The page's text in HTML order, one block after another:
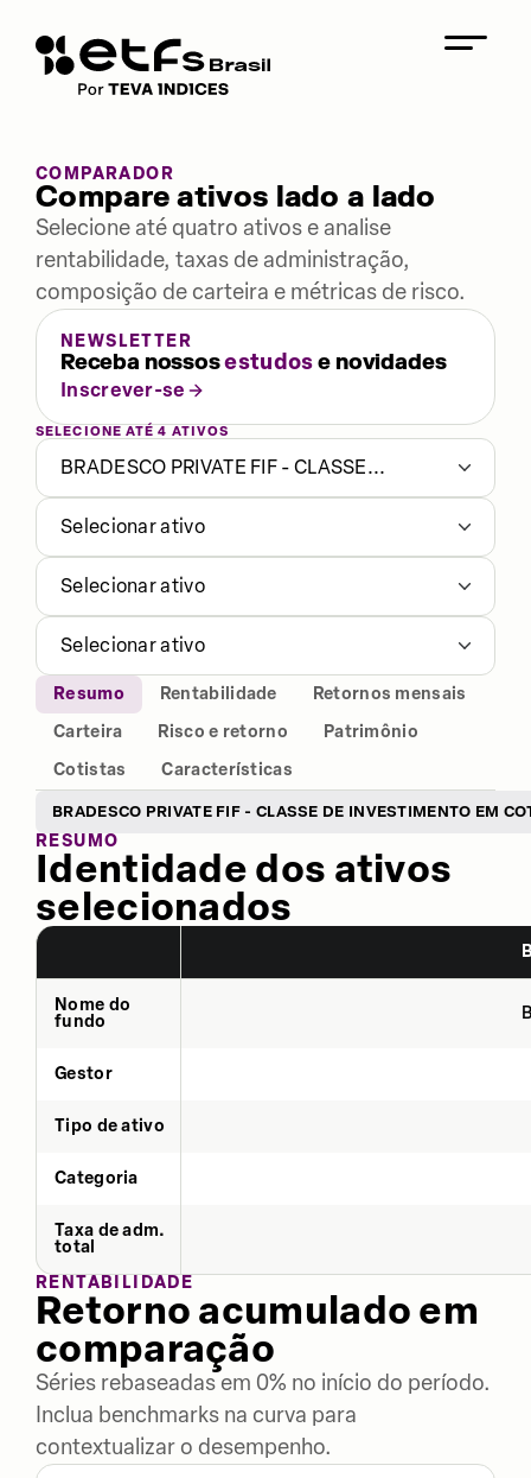
COMPARADOR
Compare ativos lado a lado
Selecione até quatro ativos e analise
rentabilidade, taxas de administração,
composição de carteira e métricas de risco.
NEWSLETTER
Receba nossosestudose novidades
Inscrever-se
SELECIONE ATÉ 4 ATIVOS
BRADESCO PRIVATE FIF - CLASSE...
Selecionar ativo
Selecionar ativo
Selecionar ativo
Resumo Rentabilidade
Retornos mensais
Carteira
Risco e retorno
Patrimônio
Cotistas
Características
BRADESCO PRIVATE FIF - CLASSE DE INVESTIMENTO EM
RESUMO
Identidade dos ativos
selecionados
Nome do
fundo
Gestor
Tipo de ativo
Categoria
Taxa de adm.
total
RENTABILIDADE
Retorno acumulado em
comparação
Séries rebaseadas em 0% no início do período.
Inclua benchmarks na curva para
contextualizar o desempenho.